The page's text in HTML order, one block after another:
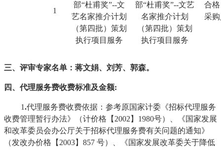
1
部“杜甫奖”--文
艺名家推介计划
（第四批）策划
执行项目服务
部“杜甫奖”--文艺
名家推介计划
（第四批）策划
执行项目服务
合
采
三、评审专家名单：蒋文娟、刘芳、郭森。
四、代理服务费收费标准及金额:
1.代理服务费收费依据：参考原国家计委《招标代理服务
收费管理暂行办法》（计价格【 2002】1980号）、《国家发展
和改革委员会办公厅关于招标代理服务费有关问题的通知》
（发改办价格【2003】857 号）、《国家发展改革委关于降低